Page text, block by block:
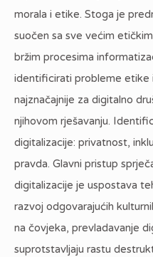
morala i etike. Stoga je
suočen sa sve većim
bržim procesima
identificirati probleme etike
najznačajnije za digitalno
njihovom rješavanju.
digitalizacije: privatnost,
pravda. Glavni pristup
digitalizacije je uspostava
razvoj odgovarajućih
na čovjeka, prevladavanje
suprotstavljaju rastu